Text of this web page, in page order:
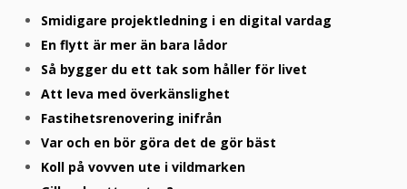
Smidigare projektledning i en digital vardag
En flytt är mer än bara lådor
Så bygger du ett tak som håller för livet
Att leva med överkänslighet
Fastihetsrenovering inifrån
Var och en bör göra det de gör bäst
Koll på vovven ute i vildmarken